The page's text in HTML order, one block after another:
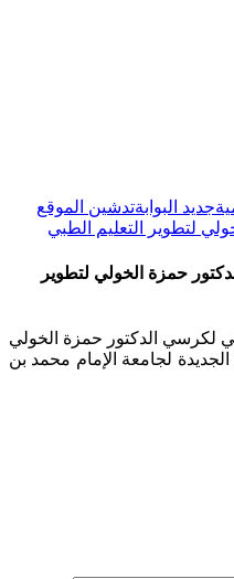
جديد البوابةتدشين الموقع
لتطوير التعليم الطبي
حمزة الخولي لتطوير
لكرسي الدكتور حمزة الخولي
الجديدة لجامعة الإمام محمد بن